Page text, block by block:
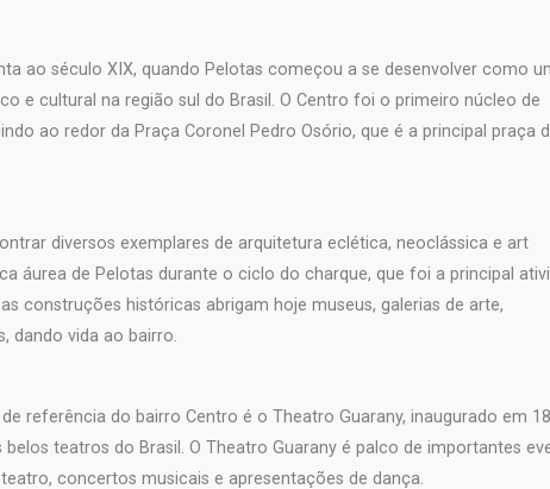
ao século XIX, quando Pelotas começou a se desenvolver como
e cultural na região sul do Brasil. O Centro foi o primeiro núcleo de
ao redor da Praça Coronel Pedro Osório, que é a principal praça
diversos exemplares de arquitetura eclética, neoclássica e art
áurea de Pelotas durante o ciclo do charque, que foi a principal
construções históricas abrigam hoje museus, galerias de arte,
dando vida ao bairro.
referência do bairro Centro é o Theatro Guarany, inaugurado em
teatros do Brasil. O Theatro Guarany é palco de importantes
concertos musicais e apresentações de dança.